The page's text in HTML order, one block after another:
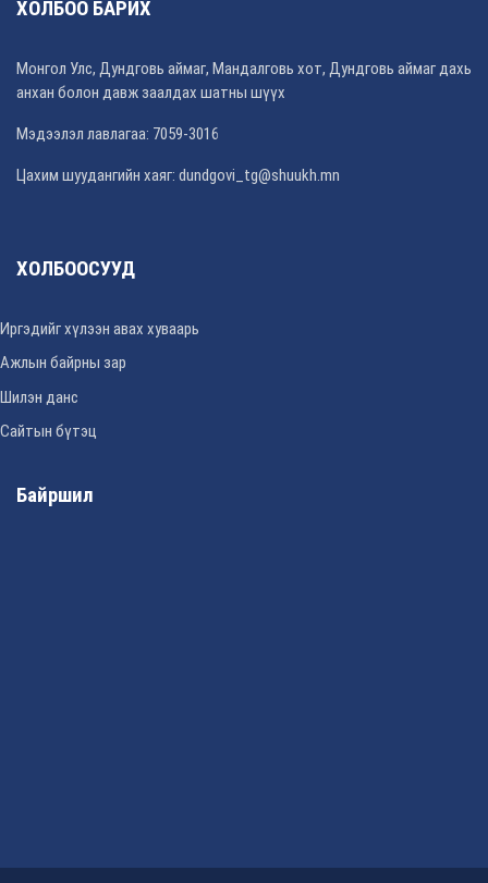
ХОЛБОО БАРИХ
Монгол Улс, Дундговь аймаг, Мандалговь хот, Дундговь аймаг дахь
анхан болон давж заалдах шатны шүүх
Мэдээлэл лавлагаа: 7059-3016
Цахим шуудангийн хаяг: dundgovi_tg@shuukh.mn
ХОЛБООСУУД
Иргэдийг хүлээн авах хуваарь
Ажлын байрны зар
Шилэн данс
Сайтын бүтэц
Байршил